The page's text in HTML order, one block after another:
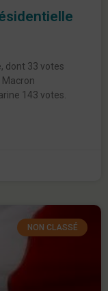
dont 33 votes
Macron
143 votes.
NON CLASSÉ